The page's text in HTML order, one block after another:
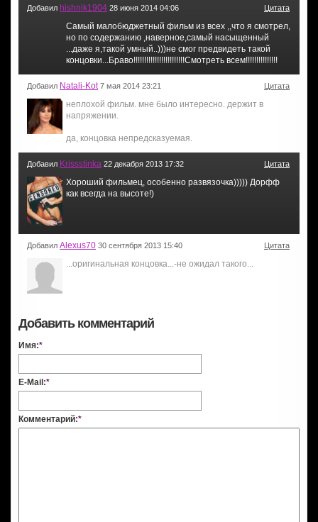
Добавил hishnik1904 28 июня 2014 04:06 Цитата
Самый малобюджетный фильм из всех ,,что я смотрел,
но по содержанию ,наверное,самый насыщенный
...даже я,такой умный..)))не смог предвидеть такой
концовки...Браво!!!!!!!!!!!!!!!!!!!!!!!!Смотреть всем!!!!!!!!!!!!!!!
Добавил Natali-Kot 7 мая 2014 23:21 Цитата
неплохой фильм. мне было интересно. держит в
напряжении.
да, концовка непредсказуемая.
Добавил Krissstinka 22 декабря 2013 17:32 Цитата
Хороший фильмец, особенно развязочка))))) Дорфф
как всегда на высоте!)
Добавил Alexus70 30 сентября 2013 15:40 Цитата
...оригинальная концовка...-не ожидал такого...
Добавить комментарий
Имя:*
E-Mail:*
Комментарий:*